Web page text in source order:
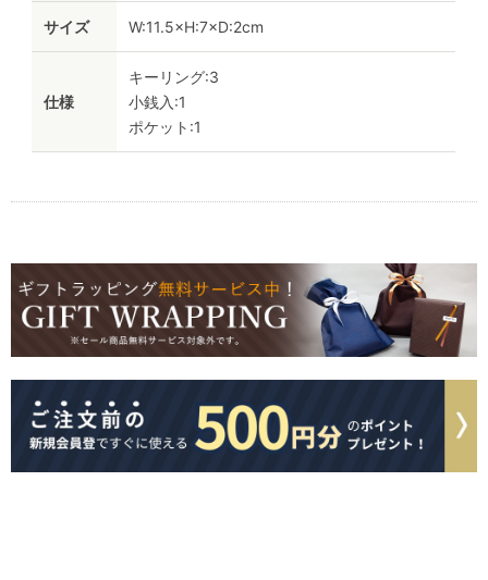
サイズ W:11.5×H:7×D:2cm
仕様
キーリング:3
小銭入:1
ポケット:1